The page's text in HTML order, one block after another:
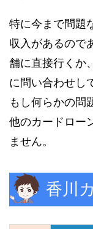
特に今まで問題
収入があるので
舗に直接行くか
に問い合わせし
もし何らかの問
他のカードロー
ません。
香川